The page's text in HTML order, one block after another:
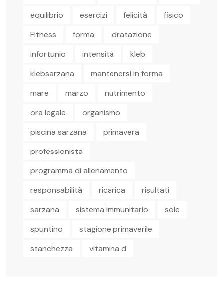
equilibrio
esercizi felicità
fisico
Fitness
forma
idratazione
infortunio
intensità
kleb
klebsarzana
mantenersi in forma
mare
marzo
nutrimento
ora legale
organismo
piscina sarzana
primavera
professionista
programma di allenamento
responsabilità
ricarica
risultati
sarzana
sistema immunitario
sole
spuntino
stagione primaverile
stanchezza
vitamina d